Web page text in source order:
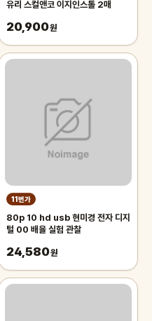
유리 스컬앤코 이지인스톨 2매
20,900원
11번가
80p 10 hd usb 현미경 전자 디지
털 00 배율 실험 관찰
24,580원